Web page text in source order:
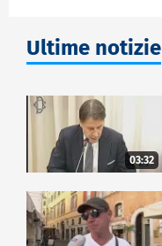
Ultime notizie
03:32